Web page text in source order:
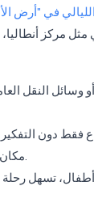
في "أرض
أنطاليا،
مكان الركن، وطرق العودة.